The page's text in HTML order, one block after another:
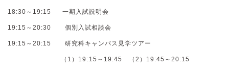
18:30～19:15 一期入試説明会
19:15～20:30 個別入試相談会
19:15～20:15 研究科キャンパス見学ツアー
（1）19:15～19:45 （2）19:45～20:15